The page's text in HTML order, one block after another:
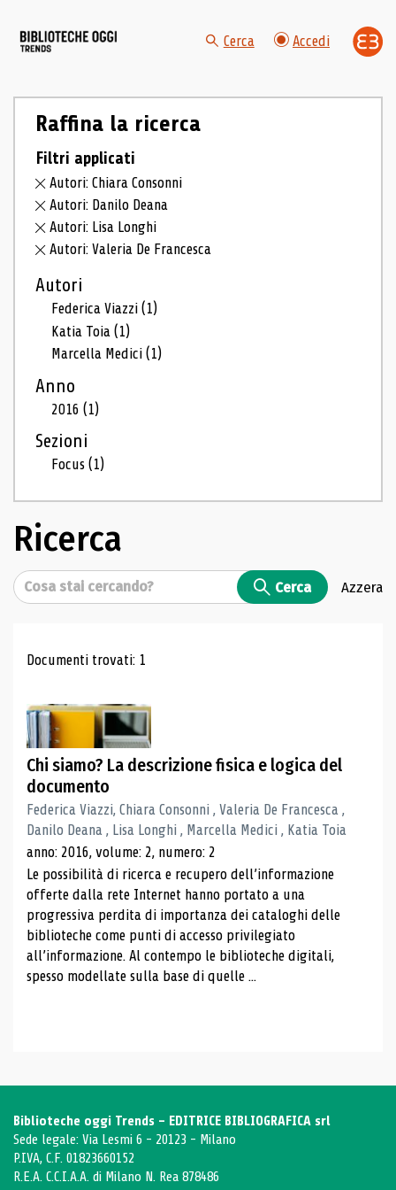
Cerca Accedi
Raffina la ricerca
Filtri applicati
Autori: Chiara Consonni
Autori: Danilo Deana
Autori: Lisa Longhi
Autori: Valeria De Francesca
Autori
Federica Viazzi(1)
Katia Toia(1)
Marcella Medici(1)
Anno
2016(1)
Sezioni
Focus(1)
Ricerca
Cerca Cerca Azzera
Risultati di ricerca
Documenti trovati: 1
Chi siamo? La descrizione fisica e logica del
documento
Federica Viazzi, Chiara Consonni , Valeria De Francesca ,
Danilo Deana , Lisa Longhi , Marcella Medici , Katia Toia
anno: 2016, volume: 2, numero: 2
Le possibilità di ricerca e recupero dell’informazione
offerte dalla rete Internet hanno portato a una
progressiva perdita di importanza dei cataloghi delle
biblioteche come punti di accesso privilegiato
all’informazione. Al contempo le biblioteche digitali,
spesso modellate sulla base di quelle ...
Biblioteche oggi Trends - EDITRICE BIBLIOGRAFICA srl
Sede legale: Via Lesmi 6 - 20123 - Milano
P.IVA, C.F. 01823660152
R.E.A. C.C.I.A.A. di Milano N. Rea 878486